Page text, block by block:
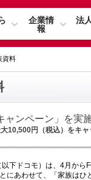
企業情
報
法
資料
ャンペーン」を実
10,500円（税込）をキ
下ドコモ）は、4月から
にあわせて、「家族は